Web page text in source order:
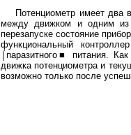
Потенциометр имеет два
между движком и одним из
перезапуске состояние
функциональный
⌠паразитного■ питания.
движка потенциометра и
возможно только после